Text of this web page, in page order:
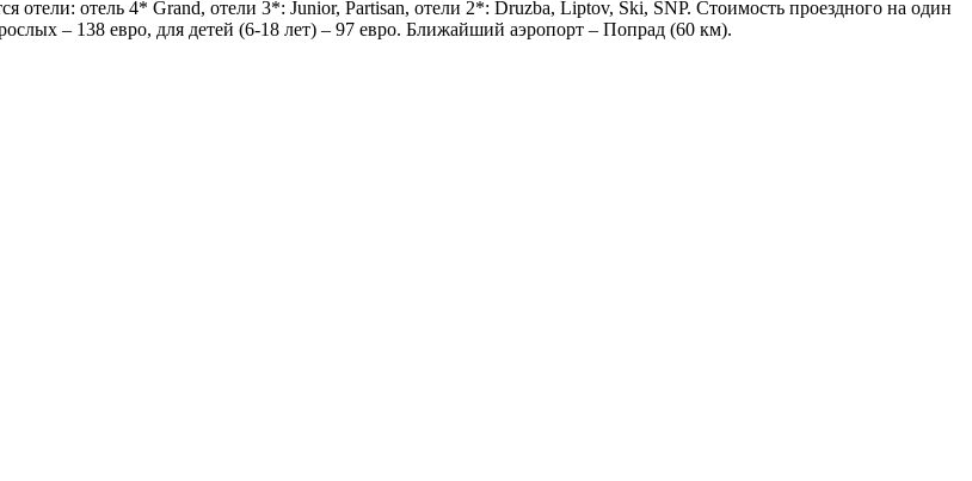
отель 4* Grand, отели 3*: Junior, Partisan, отели 2*: Druzba, Liptov, Ski, SNP. Стоимость проездного на один
– 138 евро, для детей (6-18 лет) – 97 евро. Ближайший аэропорт – Попрад (60 км).